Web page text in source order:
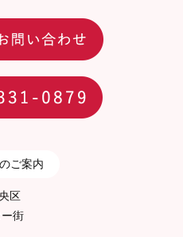
ご案内
区
街